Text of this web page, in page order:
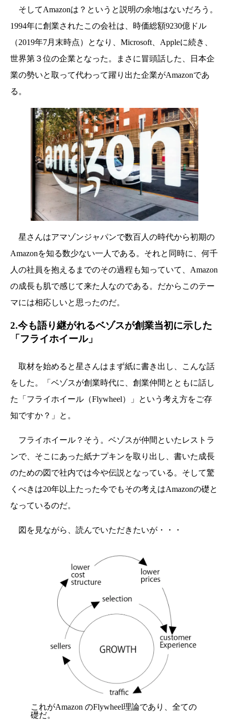
そしてAmazonは？というと説明の余地はないだろう。
1994年に創業されたこの会社は、時価総額9230億ドル
（2019年7月末時点）となり、Microsoft、Appleに続き、
世界第３位の企業となった。まさに冒頭話した、日本企
業の勢いと取って代わって躍り出た企業がAmazonであ
る。
星さんはアマゾンジャパンで数百人の時代から初期の
Amazonを知る数少ない一人である。それと同時に、何千
人の社員を抱えるまでのその過程も知っていて、Amazon
の成長も肌で感じて来た人なのである。だからこのテー
マには相応しいと思ったのだ。
2.今も語り継がれるベゾスが創業当初に示した
「フライホイール」
取材を始めると星さんはまず紙に書き出し、こんな話
をした。「ベゾスが創業時代に、創業仲間とともに話し
た「フライホイール（Flywheel）」という考え方をご存
知ですか？」と。
フライホイール？そう。ベゾスが仲間といたレストラ
ンで、そこにあった紙ナプキンを取り出し、書いた成長
のための図で社内では今や伝説となっている。そして驚
くべきは20年以上たった今でもその考えはAmazonの礎と
なっているのだ。
図を見ながら、読んでいただきたいが・・・
これがAmazon のFlywheel理論であり、全ての
礎だ。